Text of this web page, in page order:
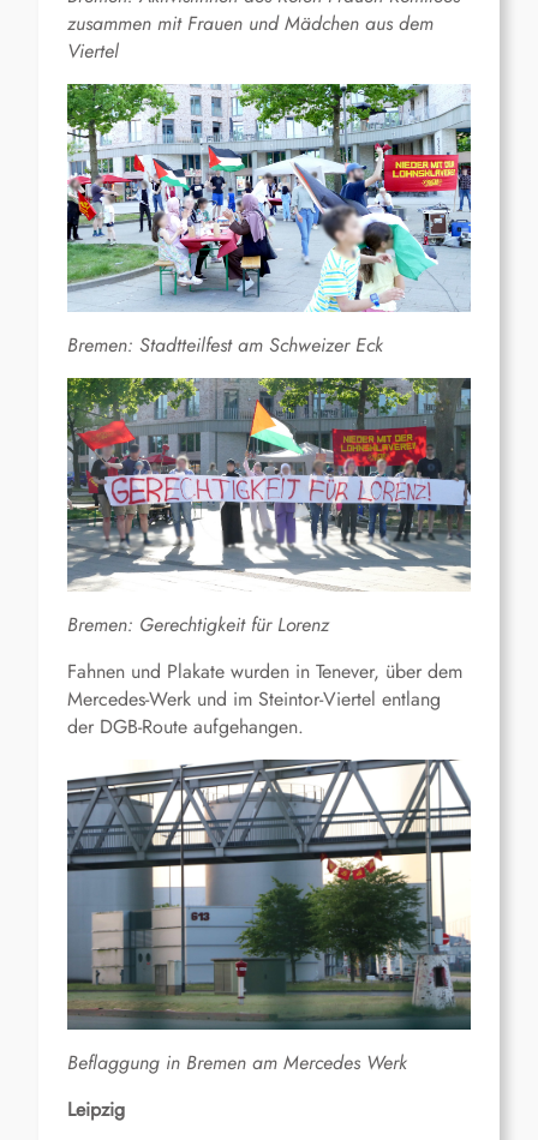
zusammen mit Frauen und Mädchen aus dem
Viertel
Bremen: Stadtteilfest am Schweizer Eck
Bremen: Gerechtigkeit für Lorenz
Fahnen und Plakate wurden in Tenever, über dem
Mercedes-Werk und im Steintor-Viertel entlang
der DGB-Route aufgehangen.
Beflaggung in Bremen am Mercedes Werk
Leipzig